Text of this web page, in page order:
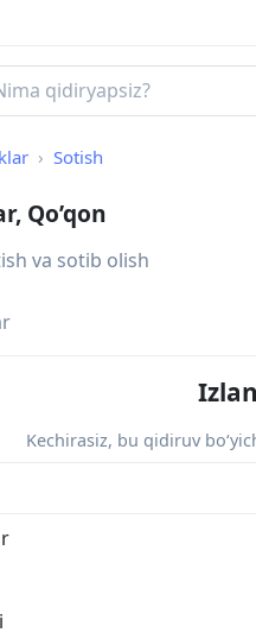
Sotish
Qo’qon
va sotib olish
Kechirasiz, bu qidiruv